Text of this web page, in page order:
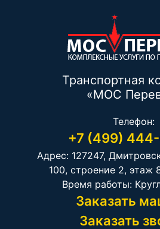
Транспортная
«МОС
Телефон:
+7 (499)
Адрес: 127247,
100, строение 2, этаж
Время работы:
Заказать
Заказать